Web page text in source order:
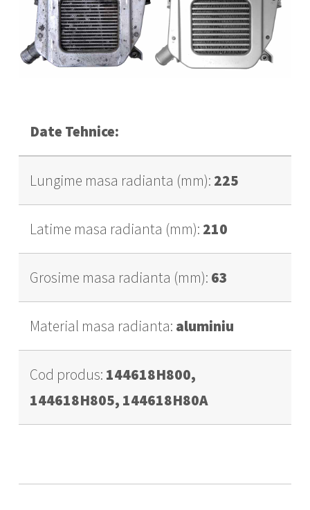
Date Tehnice:
Lungime masa radianta (mm): 225
Latime masa radianta (mm): 210
Grosime masa radianta (mm): 63
Material masa radianta: aluminiu
Cod produs: 144618H800,
144618H805, 144618H80A